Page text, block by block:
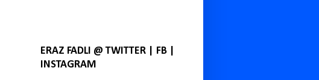
ERAZ FADLI @ TWITTER | FB |
INSTAGRAM